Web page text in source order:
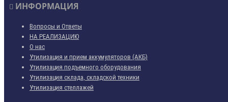
ИНФОРМАЦИЯ
Вопросы и Ответы
НА РЕАЛИЗАЦИЮ
О нас
Утилизация и прием аккумуляторов (АКБ)
Утилизация подъемного оборудования
Утилизация склада, складской техники
Утилизация стеллажей